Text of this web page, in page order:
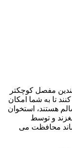
مفصل کوچکتر
تا به شما امکان
هستند، استخوان
و توسط
محافظت می